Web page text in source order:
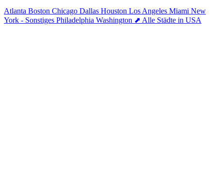
Atlanta Boston Chicago Dallas Houston Los Angeles Miami New
York - Sonstiges Philadelphia Washington ⬈ Alle Städte in USA